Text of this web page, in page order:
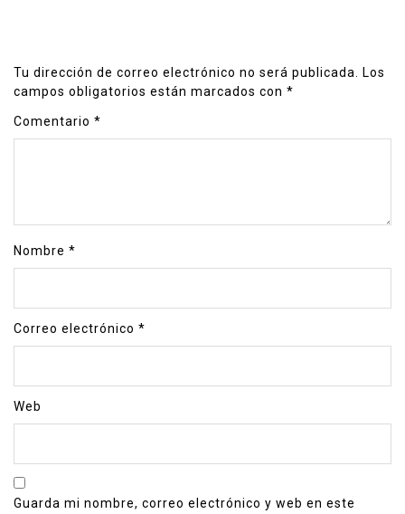
Tu dirección de correo electrónico no será publicada.
Los
campos obligatorios están marcados con *
Comentario *
Nombre *
Correo electrónico *
Web
Guarda mi nombre, correo electrónico y web en este